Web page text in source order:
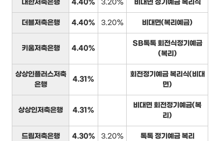
대한저축은행 4.40% 3.20% 비대면 정기예금 복리식
더블저축은행 4.40% 3.20% 비대면(복리예금)
키움저축은행 4.40%
SB톡톡 회전식정기예금
(복리)
상상인플러스저축
은행
4.31%
회전정기예금 복리식(비대
면)
상상인저축은행 4.31%
비대면 회전정기예금(복
리)
드림저축은행 4.30% 3.20% 톡톡 정기예금 복리